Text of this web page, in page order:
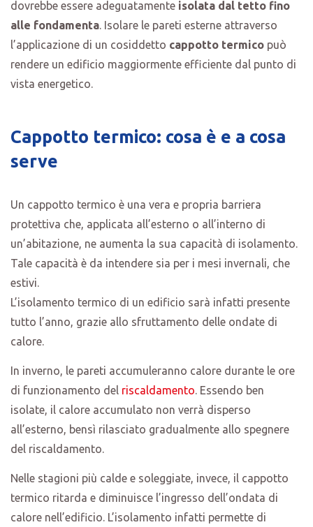
dovrebbe essere adeguatamente isolata dal tetto fino
alle fondamenta. Isolare le pareti esterne attraverso
l’applicazione di un cosiddetto cappotto termico può
rendere un edificio maggiormente efficiente dal punto di
vista energetico.
Cappotto termico: cosa è e a cosa
serve
Un cappotto termico è una vera e propria barriera
protettiva che, applicata all’esterno o all’interno di
un’abitazione, ne aumenta la sua capacità di isolamento.
Tale capacità è da intendere sia per i mesi invernali, che
estivi.
L’isolamento termico di un edificio sarà infatti presente
tutto l’anno, grazie allo sfruttamento delle ondate di
calore.
In inverno, le pareti accumuleranno calore durante le ore
di funzionamento del riscaldamento. Essendo ben
isolate, il calore accumulato non verrà disperso
all’esterno, bensì rilasciato gradualmente allo spegnere
del riscaldamento.
Nelle stagioni più calde e soleggiate, invece, il cappotto
termico ritarda e diminuisce l’ingresso dell’ondata di
calore nell’edificio. L’isolamento infatti permette di